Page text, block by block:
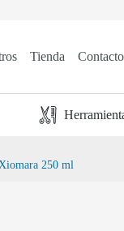
Tienda Contacto
250 ml